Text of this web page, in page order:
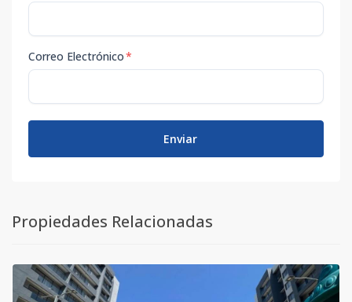
Correo Electrónico*
Enviar
Propiedades Relacionadas